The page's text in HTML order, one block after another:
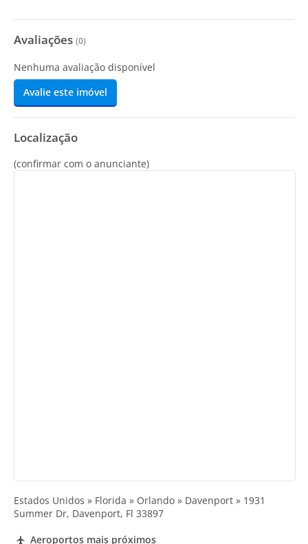
Avaliações (0)
Nenhuma avaliação disponível
Avalie este imóvel
Localização
(confirmar com o anunciante)
Estados Unidos » Florida » Orlando » Davenport » 1931
Summer Dr, Davenport, Fl 33897
Aeroportos mais próximos